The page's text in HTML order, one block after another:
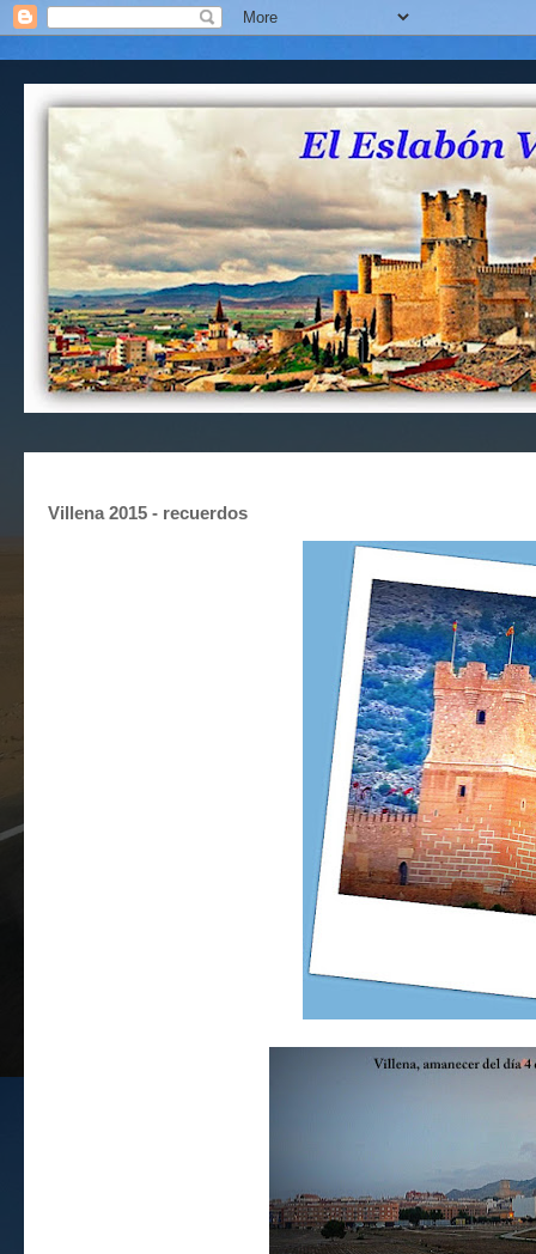
Villena 2015 - recuerdos